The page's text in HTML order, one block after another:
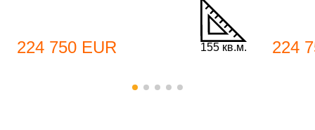
Вход Регистрация
224 750 EUR 155 кв.м. 224
Име*